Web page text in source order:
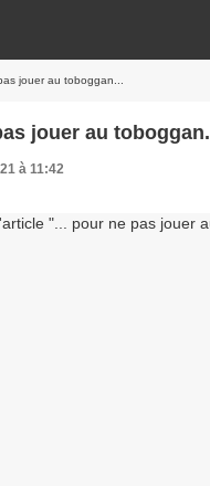
jouer au toboggan...
jouer au
à 11:42